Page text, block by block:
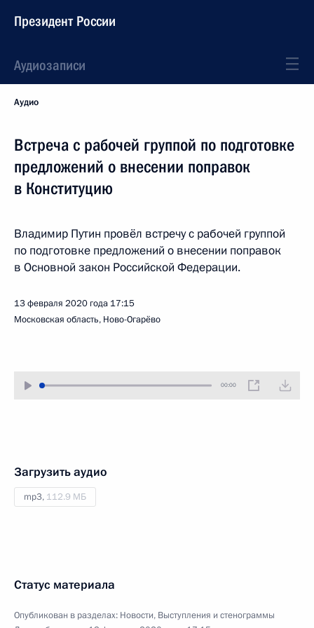
Президент России
Аудиозаписи
Аудио
Встреча с рабочей группой по подготовке
предложений о внесении поправок
в Конституцию
Владимир Путин провёл встречу с рабочей группой
по подготовке предложений о внесении поправок
в Основной закон Российской Федерации.
13 февраля 2020 года 17:15
Московская область, Ново-Огарёво
00:00
Загрузить аудио
mp3, 112.9 МБ
Статус материала
Опубликован в разделах: Новости, Выступления и стенограммы